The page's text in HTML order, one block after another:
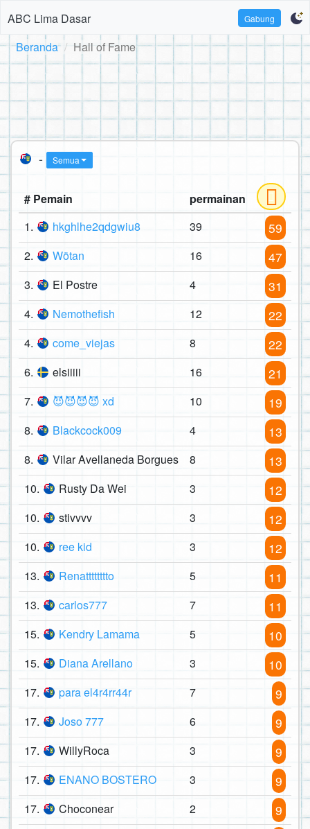
ABC Lima Dasar Gabung
Beranda Hall of Fame
- Semua
# Pemain
permainan
1.
hkghlhe2qdgwiu8 39 59
2. Wötan 16 47
3. El Postre 4 31
4. Nemothefish 12 22
4. come_viejas 8 22
6. elsiiiii 16 21
7. 😈😈😈😈 xd 10 19
8. Blackcock009 4 13
8. Vilar Avellaneda Borgues 8 13
10. Rusty Da Wei 3 12
10. stivvvv 3 12
10. ree kid 3 12
13. Renatttttttto 5 11
13. carlos777 7 11
15. Kendry Lamama 5 10
15. Diana Arellano 3 10
17. para el4r4rr44r 7 9
17. Joso 777 6 9
17. WillyRoca 3 9
17. ENANO BOSTERO 3 9
17. Choconear 2 9